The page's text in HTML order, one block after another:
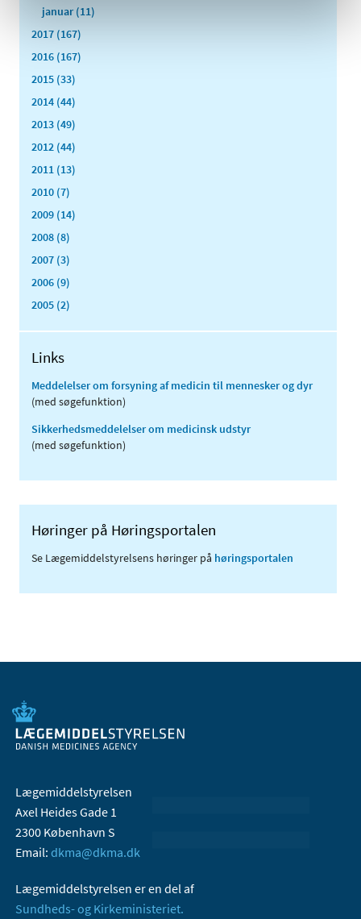
januar (11)
2017 (167)
2016 (167)
2015 (33)
2014 (44)
2013 (49)
2012 (44)
2011 (13)
2010 (7)
2009 (14)
2008 (8)
2007 (3)
2006 (9)
2005 (2)
Links
Meddelelser om forsyning af medicin til mennesker og dyr
(med søgefunktion)
Sikkerhedsmeddelelser om medicinsk udstyr
(med søgefunktion)
Høringer på Høringsportalen
Se Lægemiddelstyrelsens høringer på høringsportalen
Lægemiddelstyrelsen
Axel Heides Gade 1
2300 København S
Email: dkma@dkma.dk
Lægemiddelstyrelsen er en del af
Sundheds- og Kirkeministeriet.